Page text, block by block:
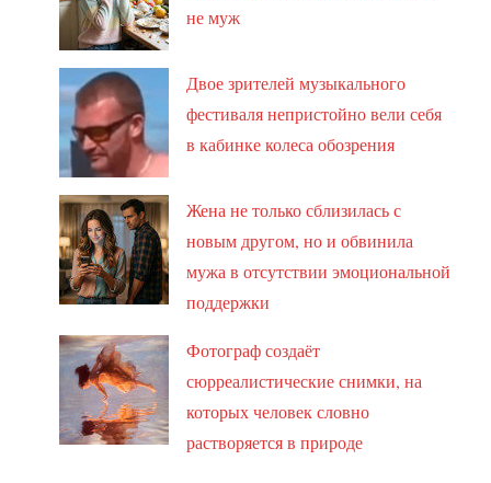
не муж
Двое зрителей музыкального
фестиваля непристойно вели себя
в кабинке колеса обозрения
Жена не только сблизилась с
новым другом, но и обвинила
мужа в отсутствии эмоциональной
поддержки
Фотограф создаёт
сюрреалистические снимки, на
которых человек словно
растворяется в природе